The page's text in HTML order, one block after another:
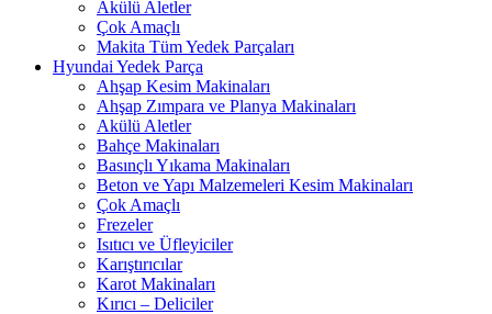
Akülü Aletler
Çok Amaçlı
Makita Tüm Yedek Parçaları
Hyundai Yedek Parça
Ahşap Kesim Makinaları
Ahşap Zımpara ve Planya Makinaları
Akülü Aletler
Bahçe Makinaları
Basınçlı Yıkama Makinaları
Beton ve Yapı Malzemeleri Kesim Makinaları
Çok Amaçlı
Frezeler
Isıtıcı ve Üfleyiciler
Karıştırıcılar
Karot Makinaları
Kırıcı – Deliciler